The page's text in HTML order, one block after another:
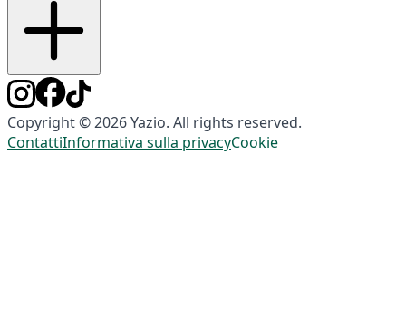
Copyright © 2026 Yazio. All rights reserved.
ContattiInformativa sulla privacyCookie